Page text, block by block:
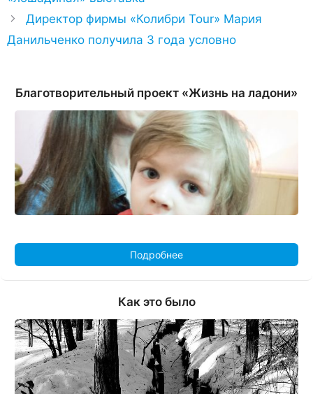
Директор фирмы «Колибри Tour» Мария
Данильченко получила 3 года условно
Благотворительный проект «Жизнь на ладони»
Подробнее
Как это было